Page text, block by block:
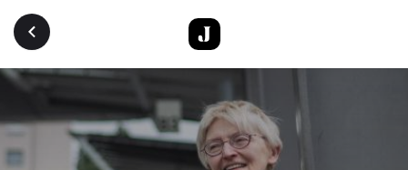
Direkt zum Inhalt